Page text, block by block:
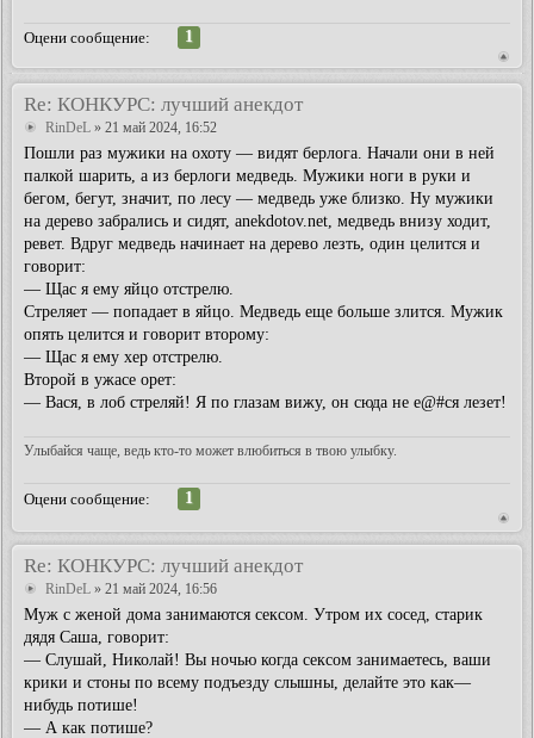
Оцени сообщение:
1
Re: КОНКУРС: лучший анекдот
RinDeL » 21 май 2024, 16:52
Пошли раз мужики на охоту — видят берлога. Начали они в ней
палкой шарить, а из берлоги медведь. Мужики ноги в руки и
бегом, бегут, значит, по лесу — медведь уже близко. Ну мужики
на дерево забрались и сидят, anekdotov.net, медведь внизу ходит,
ревет. Вдруг медведь начинает на дерево лезть, один целится и
говорит:
— Щас я ему яйцо отстрелю.
Стреляет — попадает в яйцо. Медведь еще больше злится. Мужик
опять целится и говорит второму:
— Щас я ему хер отстрелю.
Второй в ужасе орет:
— Вася, в лоб стреляй! Я по глазам вижу, он сюда не е@#ся лезет!
Улыбайся чаще, ведь кто-то может влюбиться в твою улыбку.
Оцени сообщение:
1
Re: КОНКУРС: лучший анекдот
RinDeL » 21 май 2024, 16:56
Муж с женой дома занимаются сексом. Утром их сосед, старик
дядя Саша, говорит:
— Слушай, Николай! Вы ночью когда сексом занимаетесь, ваши
крики и стоны по всему подъезду слышны, делайте это как—
нибудь потише!
— А как потише?